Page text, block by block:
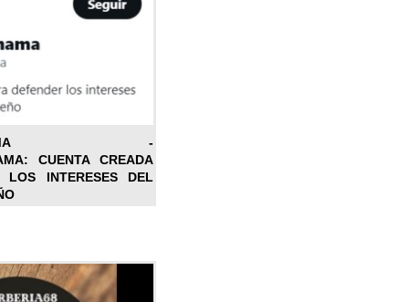
-
CUENTA CREADA
LOS INTERESES DEL